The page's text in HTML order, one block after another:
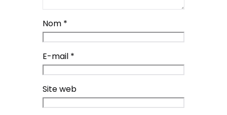
Nom *
E-mail *
Site web